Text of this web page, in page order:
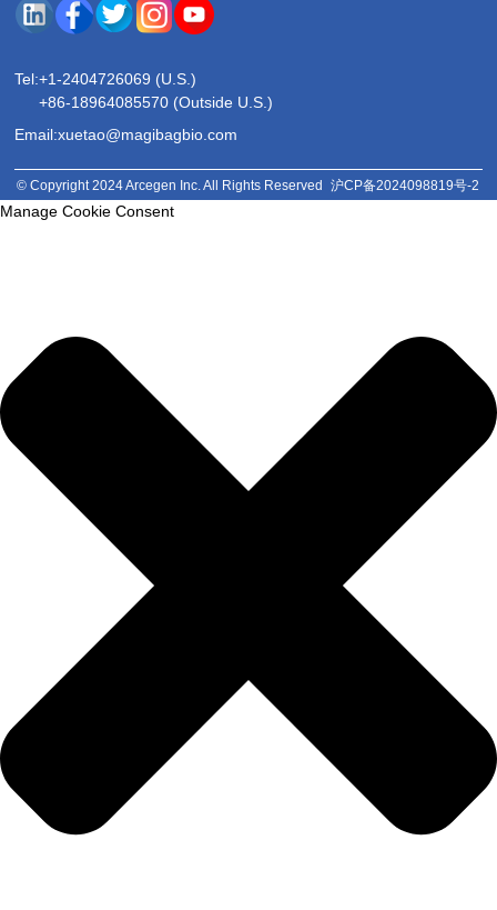
Tel:+1-2404726069 (U.S.)
+86-18964085570 (Outside U.S.)
Email:xuetao@magibagbio.com
© Copyright 2024 Arcegen Inc. All Rights Reserved 沪CP备2024098819号-2
Manage Cookie Consent